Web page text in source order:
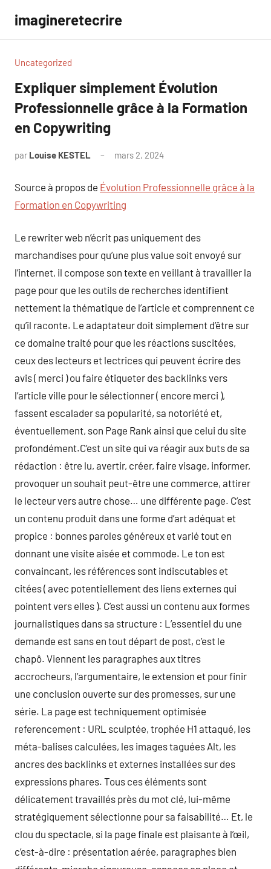
contenu
imagineretecrire
Uncategorized
Expliquer simplement Évolution
Professionnelle grâce à la Formation
en Copywriting
par Louise KESTEL mars 2, 2024
Source à propos de Évolution Professionnelle grâce à la
Formation en Copywriting
Le rewriter web n’écrit pas uniquement des
marchandises pour qu’une plus value soit envoyé sur
l’internet, il compose son texte en veillant à travailler la
page pour que les outils de recherches identifient
nettement la thématique de l’article et comprennent ce
qu’il raconte. Le adaptateur doit simplement d’être sur
ce domaine traité pour que les réactions suscitées,
ceux des lecteurs et lectrices qui peuvent écrire des
avis ( merci ) ou faire étiqueter des backlinks vers
l’article ville pour le sélectionner ( encore merci ),
fassent escalader sa popularité, sa notoriété et,
éventuellement, son Page Rank ainsi que celui du site
profondément.C’est un site qui va réagir aux buts de sa
rédaction : être lu, avertir, créer, faire visage, informer,
provoquer un souhait peut-être une commerce, attirer
le lecteur vers autre chose… une différente page. C’est
un contenu produit dans une forme d’art adéquat et
propice : bonnes paroles généreux et varié tout en
donnant une visite aisée et commode. Le ton est
convaincant, les références sont indiscutables et
citées ( avec potentiellement des liens externes qui
pointent vers elles ). C’est aussi un contenu aux formes
journalistiques dans sa structure : L’essentiel du une
demande est sans en tout départ de post, c’est le
chapô. Viennent les paragraphes aux titres
accrocheurs, l’argumentaire, le extension et pour finir
une conclusion ouverte sur des promesses, sur une
série. La page est techniquement optimisée
referencement : URL sculptée, trophée H1 attaqué, les
méta-balises calculées, les images taguées Alt, les
ancres des backlinks et externes installées sur des
expressions phares. Tous ces éléments sont
délicatement travaillés près du mot clé, lui-même
stratégiquement sélectionne pour sa faisabilité… Et, le
clou du spectacle, si la page finale est plaisante à l’œil,
c’est-à-dire : présentation aérée, paragraphes bien